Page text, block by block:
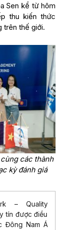
Sen kể từ hôm
thu kiến thức
trên thế giới.
các thành
kỳ đánh giá
– Quality
tín được điều
Đông Nam Á